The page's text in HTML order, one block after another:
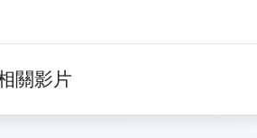
關影片